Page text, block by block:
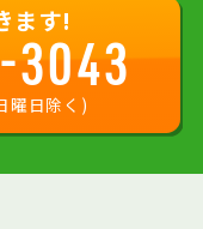
ます!
3043
曜日除く)